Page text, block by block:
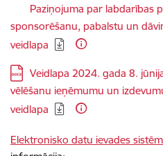
Lejupielādēt:
Paziņojuma par labdarības
sponsorēšanu, pabalstu un
veidlapa
Lejupielādēt:
Veidlapa 2024. gada 8.
vēlēšanu ieņēmumu un
veidlapa
Elektronisko datu ievades